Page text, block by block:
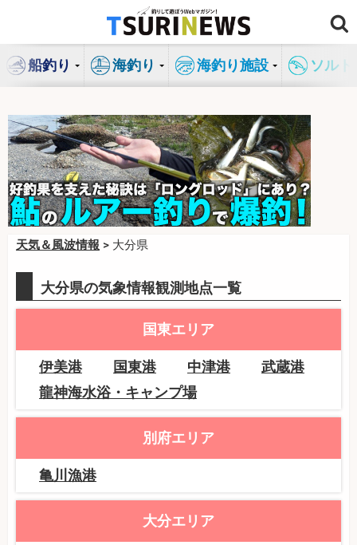
ン
ス
キ
ッ
プ
船釣り 海釣り 海釣り施設 ソル
天気＆風波情報 > 大分県
大分県の気象情報観測地点一覧
国東エリア
伊美港 国東港 中津港
武蔵港
龍神海水浴・キャンプ場
別府エリア
亀川漁港
大分エリア